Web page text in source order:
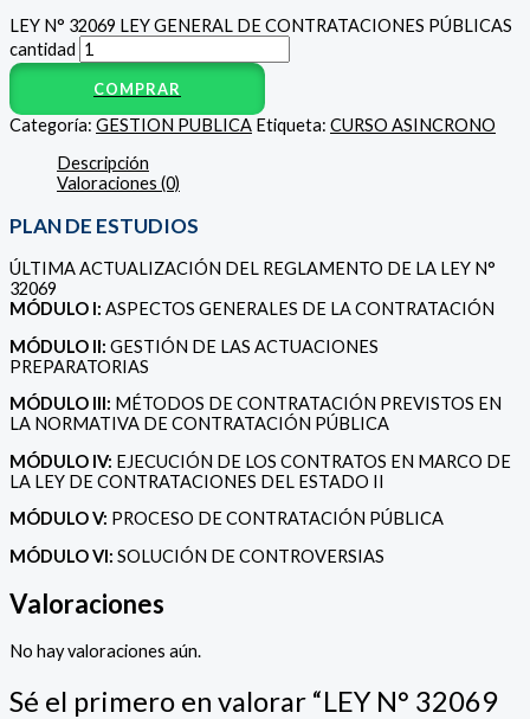
LEY N° 32069 LEY GENERAL DE CONTRATACIONES PÚBLICAS
cantidad
COMPRAR
Categoría: GESTION PUBLICA Etiqueta: CURSO ASINCRONO
Descripción
Valoraciones (0)
PLAN DE ESTUDIOS
ÚLTIMA ACTUALIZACIÓN DEL REGLAMENTO DE LA LEY N°
32069
MÓDULO I: ASPECTOS GENERALES DE LA CONTRATACIÓN
MÓDULO II: GESTIÓN DE LAS ACTUACIONES
PREPARATORIAS
MÓDULO III: MÉTODOS DE CONTRATACIÓN PREVISTOS EN
LA NORMATIVA DE CONTRATACIÓN PÚBLICA
MÓDULO IV: EJECUCIÓN DE LOS CONTRATOS EN MARCO DE
LA LEY DE CONTRATACIONES DEL ESTADO II
MÓDULO V: PROCESO DE CONTRATACIÓN PÚBLICA
MÓDULO VI: SOLUCIÓN DE CONTROVERSIAS
Valoraciones
No hay valoraciones aún.
Sé el primero en valorar “LEY N° 32069